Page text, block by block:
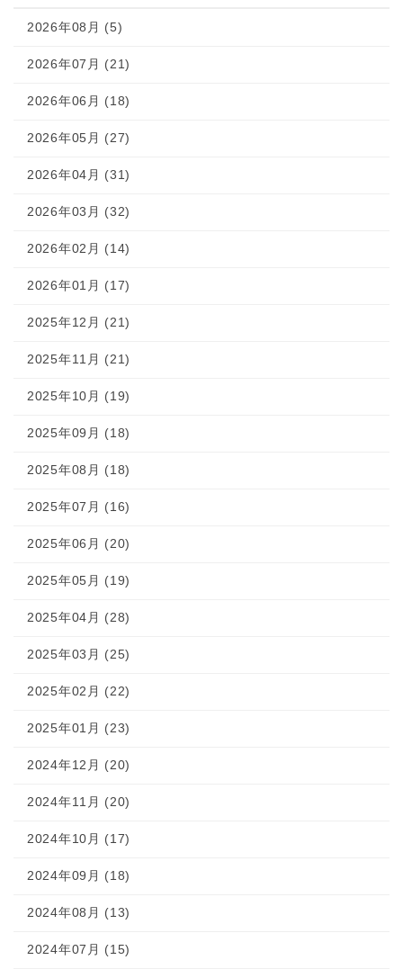
2026年08月 (5)
2026年07月 (21)
2026年06月 (18)
2026年05月 (27)
2026年04月 (31)
2026年03月 (32)
2026年02月 (14)
2026年01月 (17)
2025年12月 (21)
2025年11月 (21)
2025年10月 (19)
2025年09月 (18)
2025年08月 (18)
2025年07月 (16)
2025年06月 (20)
2025年05月 (19)
2025年04月 (28)
2025年03月 (25)
2025年02月 (22)
2025年01月 (23)
2024年12月 (20)
2024年11月 (20)
2024年10月 (17)
2024年09月 (18)
2024年08月 (13)
2024年07月 (15)